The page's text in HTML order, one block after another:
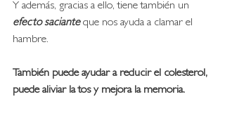
Y además, gracias a ello, tiene también un
efecto saciante que nos ayuda a clamar el
hambre.
También puede ayudar a reducir el colesterol,
puede aliviar la tos y mejora la memoria.